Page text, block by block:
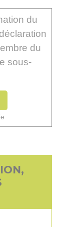
du
du
sous-